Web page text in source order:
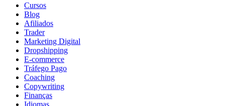
Cursos
Blog
Afiliados
Trader
Marketing Digital
Dropshipping
E-commerce
Tráfego Pago
Coaching
Copywriting
Finanças
Idiomas